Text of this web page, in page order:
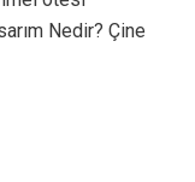
Nedir? Çine